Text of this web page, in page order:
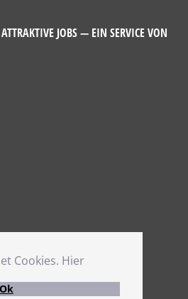
Cookies. Hier
Ok
JOBS — EIN SERVICE VON